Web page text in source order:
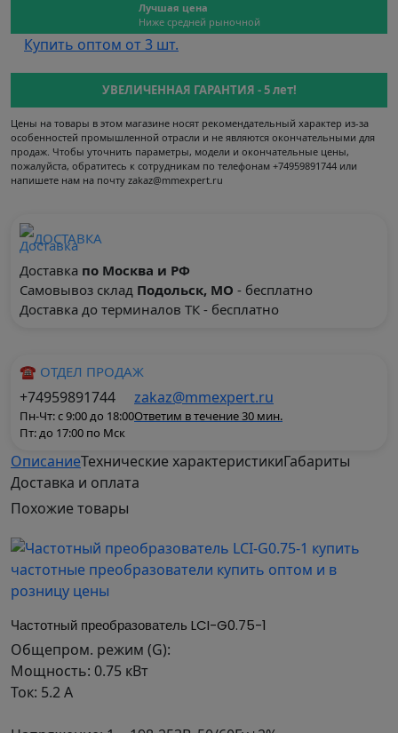
Лучшая цена
Ниже средней рыночной
Купить оптом от 3 шт.
УВЕЛИЧЕННАЯ ГАРАНТИЯ - 5 лет!
Цены на товары в этом магазине носят рекомендательный характер из-за
особенностей промышленной отрасли и не являются окончательными для
продаж. Чтобы уточнить параметры, модели и окончательные цены,
пожалуйста, обратитесь к сотрудникам по телефонам +74959891744 или
напишете нам на почту zakaz@mmexpert.ru
ДОСТАВКА
Доставка по Москва и РФ
Самовывоз склад Подольск, МО - бесплатно
Доставка до терминалов ТК - бесплатно
☎ ОТДЕЛ ПРОДАЖ
+74959891744
Пн-Чт: с 9:00 до 18:00
Пт: до 17:00 по Мск
zakaz@mmexpert.ru
Ответим в течение 30 мин.
ОписаниеТехнические характеристикиГабариты
Доставка и оплата
Преобразователь частоты для однофазного
Серия LCI
Модель LCI-G0.4-1
Мощность: 0.4 кВт
Ток: 2.8 А
Напряжение: 1 ~ 198-253В, 50/60Гц±2%
Похожие товары
Частотный преобразователь LCI-G0.75-1
Общепром. режим (G):
Мощность: 0.75 кВт
Ток: 5.2 А